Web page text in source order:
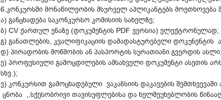
6.კონკურსში მონაწილეობის მსურველ აპლიკანტებს მოეთხოვება
ა) განცხადება საკონკურსო კომისიის სახელზე;
ბ) CV ქართულ ენაზე (დოკუმენტის PDF ვერსია) ელექტრონულად;
გ) განათლების, კვალიფიკაციის დამადასტურებელი დოკუნენტის
დ) პირადობის მოწმობის ან პასპორტის სურათიანი გვერდის ასლი;
ე) პროფესიული გამოცდილების ამსახველი დოკუმენტი ასეთის
სხვ.);
ვ) კონკურსით გამოცხადებული ვაკანსიის დაკავების
ცნობა ,,სქესობრივი თავისუფლებისა და ხელშეუხებლობის